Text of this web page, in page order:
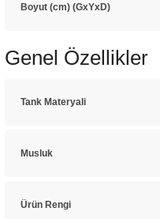
Boyut (cm) (GxYxD)
Genel Özellikler
Tank Materyali
Musluk
Ürün Rengi